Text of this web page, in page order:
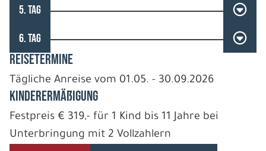
5. TAG
6. TAG
REISETERMINE
Tägliche Anreise vom 01.05. - 30.09.2026
Kinderermäßigung
Festpreis € 319,- für 1 Kind bis 11 Jahre bei
Unterbringung mit 2 Vollzahlern